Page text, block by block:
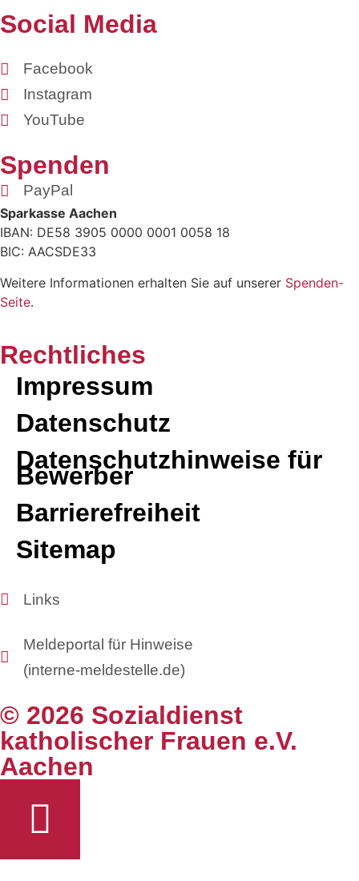
Social Media
Facebook
Instagram
YouTube
Spenden
PayPal
Sparkasse Aachen
IBAN: DE58 3905 0000 0001 0058 18
BIC: AACSDE33
Weitere Informationen erhalten Sie auf unserer Spenden-
Seite.
Rechtliches
Impressum
Datenschutz
Datenschutzhinweise für
Bewerber
Barrierefreiheit
Sitemap
Links
Meldeportal für Hinweise
(interne-meldestelle.de)
© 2026 Sozialdienst
katholischer Frauen e.V.
Aachen